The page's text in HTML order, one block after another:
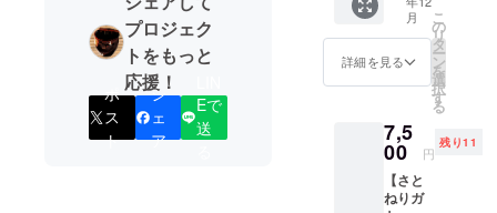
プロジェク
トをもっと
応援！
ポ
ス
ト
シ
ェ
ア
Eで
送
MIYAZA
KI特製
の黒砂
糖を
ラをお
届けし
ます。
日南特
産のキ
と宮崎
市内の
一部で
しか販
売され
い伝統
の黒砂
糖で
す。 製
造工程
月
詳細を見る
こ
の
リ
タ
ー
ン
を
選
択
す
る
7,5
00 円
残り11
【さと
ねりガ